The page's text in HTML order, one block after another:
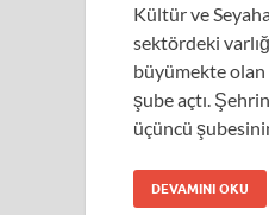
Kültür ve
sektördeki
büyümekte olan
şube açtı.
üçüncü
DEVAMINI OKU